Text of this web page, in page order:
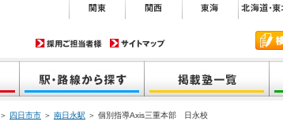
＞ 四日市市 ＞ 南日永駅 ＞ 個別指導Axis三重本部 日永校